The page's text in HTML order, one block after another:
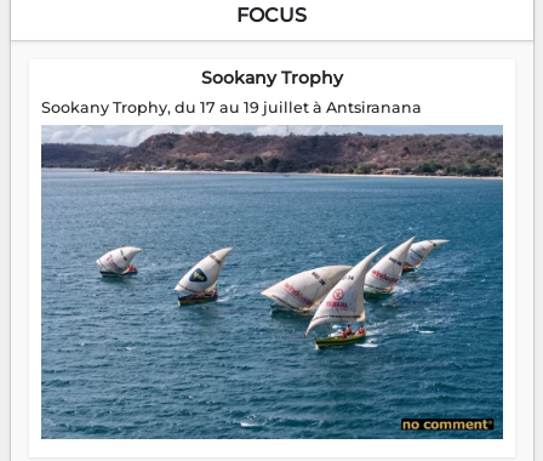
FOCUS
Sookany Trophy
Sookany Trophy, du 17 au 19 juillet à Antsiranana